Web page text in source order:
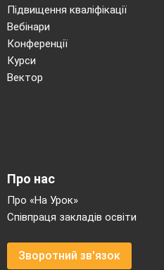
Підвищення кваліфікації
Вебінари
Конференції
Курси
Вектор
Про нас
Про «На Урок»
Співпраця закладів освіти
Зворотний зв'язок